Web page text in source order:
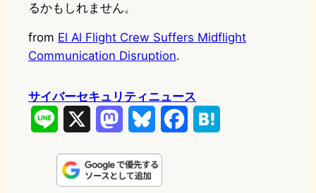
るかもしれません。
from El Al Flight Crew Suffers Midflight
Communication Disruption.
サイバーセキュリティニュース
n
s
u